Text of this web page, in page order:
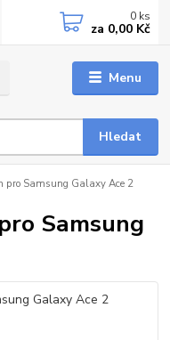
Menu
Hledat
0 ks
za 0,00 Kč
pro Samsung Galaxy Ace 2
Samsung